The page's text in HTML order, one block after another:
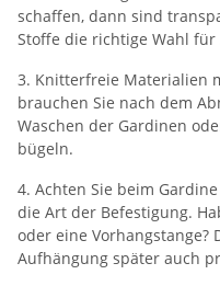
schaffen, dann sind
Stoffe die richtige Wahl für
3. Knitterfreie Materialien
brauchen Sie nach dem
Waschen der Gardinen
bügeln.
4. Achten Sie beim
die Art der Befestigung.
oder eine Vorhangstange?
Aufhängung später auch